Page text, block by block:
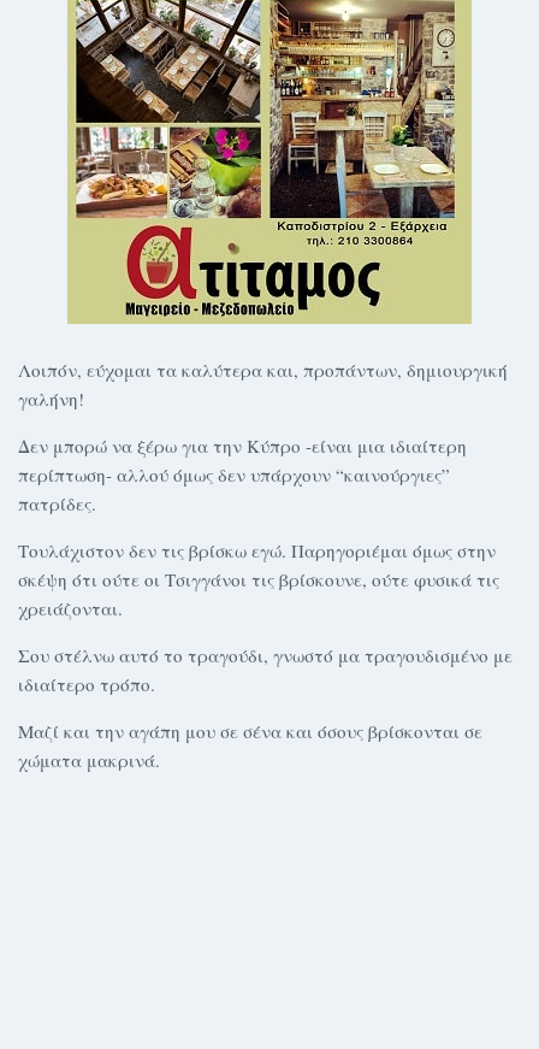
Λοιπόν, εύχομαι τα καλύτερα και, προπάντων, δημιουργική
γαλήνη!
Δεν μπορώ να ξέρω για την Κύπρο -είναι μια ιδιαίτερη
περίπτωση- αλλού όμως δεν υπάρχουν “καινούργιες”
πατρίδες.
Τουλάχιστον δεν τις βρίσκω εγώ. Παρηγοριέμαι όμως στην
σκέψη ότι ούτε οι Τσιγγάνοι τις βρίσκουνε, ούτε φυσικά τις
χρειάζονται.
Σου στέλνω αυτό το τραγούδι, γνωστό μα τραγουδισμένο με
ιδιαίτερο τρόπο.
Μαζί και την αγάπη μου σε σένα και όσους βρίσκονται σε
χώματα μακρινά.